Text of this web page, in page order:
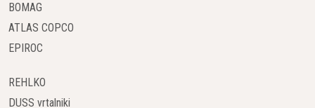
BOMAG
ATLAS COPCO
EPIROC
REHLKO
DUSS vrtalniki